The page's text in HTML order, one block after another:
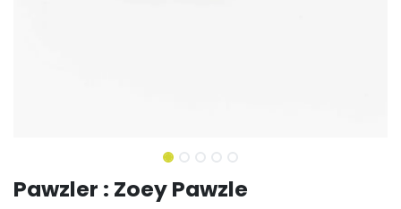
Pawzler : Zoey Pawzle